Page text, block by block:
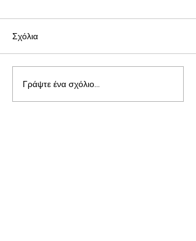
Σχόλια
Γράψτε ένα σχόλιο...